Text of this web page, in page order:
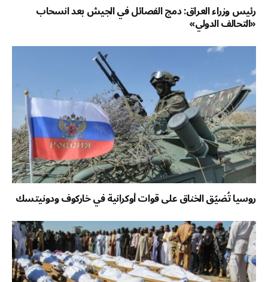
رئيس وزراء العراق: دمج الفصائل في الجيش بعد انسحاب
«التحالف الدولي»
روسيا تُضيّق الخناق على قوات أوكرانية في خاركوف ودونيتسك